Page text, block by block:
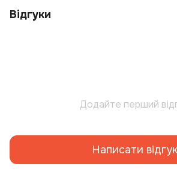
Відгуки
Додайте перший
Написати відгук